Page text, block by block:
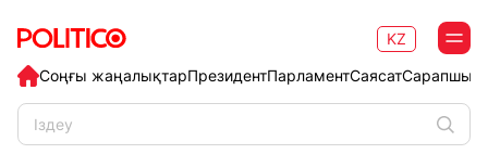
Соңғы жаңалықтарПрезидентПарламентСаясат
KZ